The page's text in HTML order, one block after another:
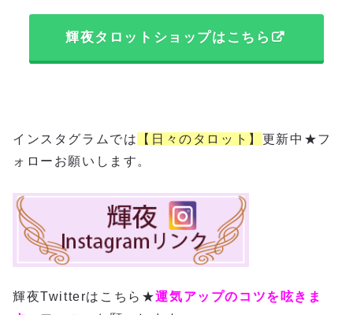
輝夜タロットショップはこちら
インスタグラムでは 【日々のタロット】 更新中★フ
ォローお願いします。
輝夜Twitterはこちら★運気アップのコツを呟きま